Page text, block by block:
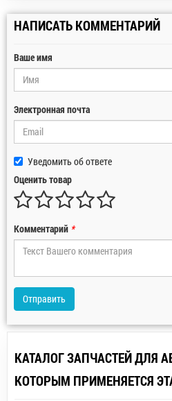
НАПИСАТЬ КОММЕНТАРИЙ
Ваше имя
Электронная почта
Уведомить об ответе
Оценить товар
Комментарий *
Отправить
КАТАЛОГ ЗАПЧАСТЕЙ ДЛЯ
КОТОРЫМ ПРИМЕНЯЕТСЯ